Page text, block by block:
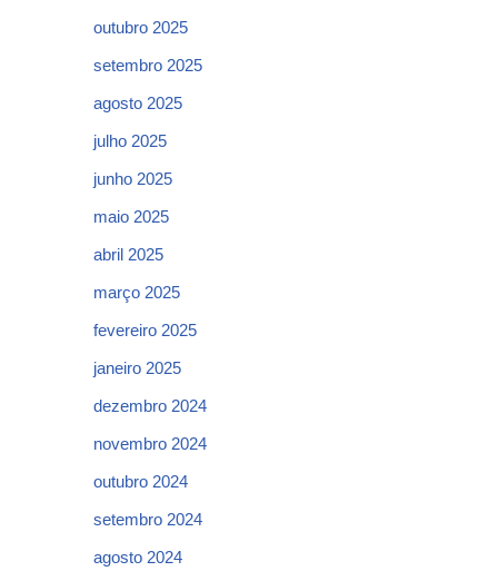
outubro 2025
setembro 2025
agosto 2025
julho 2025
junho 2025
maio 2025
abril 2025
março 2025
fevereiro 2025
janeiro 2025
dezembro 2024
novembro 2024
outubro 2024
setembro 2024
agosto 2024